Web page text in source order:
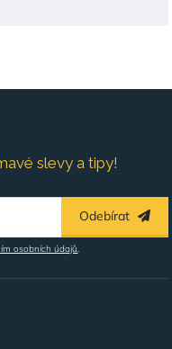
slevy a tipy!
Odebírat
osobních údajů.